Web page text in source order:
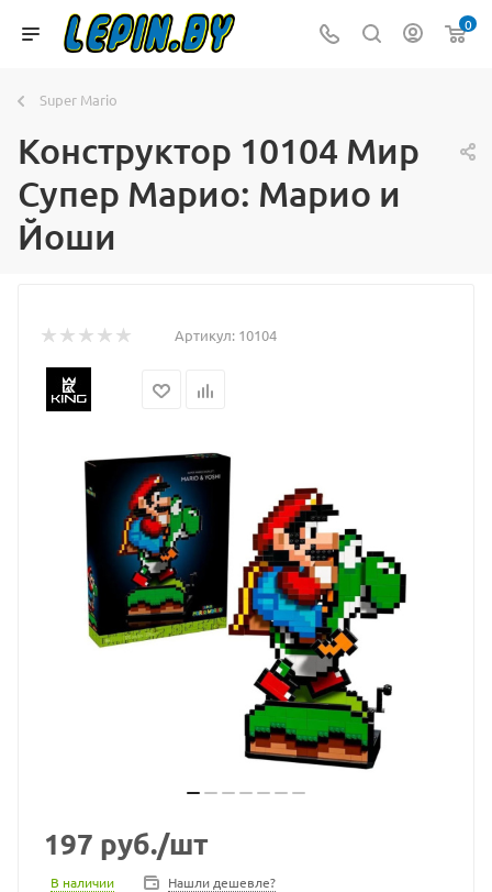
0
Super Mario
Конструктор 10104 Мир
Супер Марио: Марио и
Йоши
Артикул: 10104
197 руб./шт
В наличии Нашли дешевле?